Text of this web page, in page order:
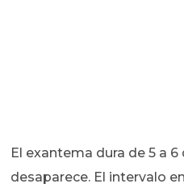
El exantema dura de 5 a 6
desaparece. El intervalo